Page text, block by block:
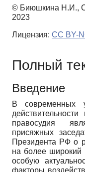
© Биюшкина Н.И.,
2023
Лицензия: CC BY-
Полный
Введение
В современных
правосудия
присяжных
Президента РФ о
на более широкий
особую
факторы